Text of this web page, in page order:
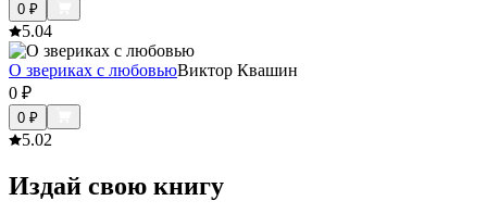
0 ₽
5.04
О звериках с любовьюВиктор Квашин
0 ₽
0 ₽
5.02
Издай свою книгу